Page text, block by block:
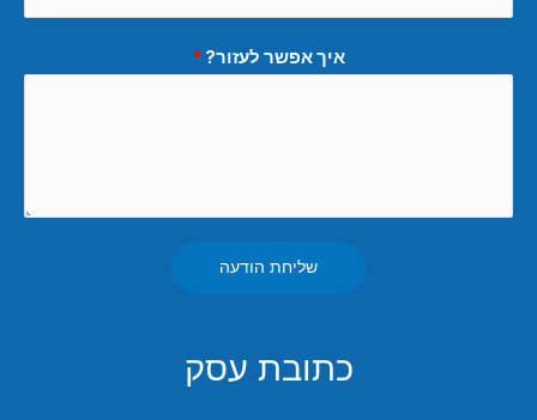
איך אפשר לעזור?*
שליחת הודעה
כתובת עסק